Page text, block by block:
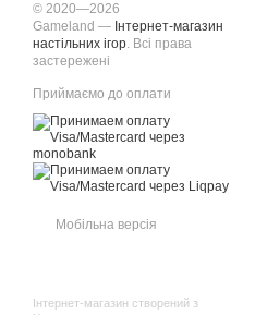
© 2020—2026
Gameland — Інтернет-магазин
настільних ігор. Всі права
застережені
Приймаємо до оплати
Мобільна версія
Інтернет-магазин створений з